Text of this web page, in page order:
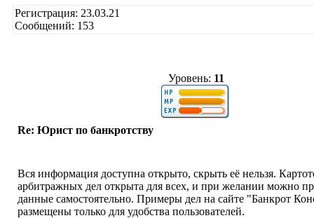
Регистрация: 23.03.21
Сообщений: 153
Уровень: 11
Re: Юрист по банкротству
Вся информация доступна открыто, скрыть её нельзя.
арбитражных дел открыта для всех, и при желании можно
данные самостоятельно. Примеры дел на сайте "Банкрот
размещены только для удобства пользователей.